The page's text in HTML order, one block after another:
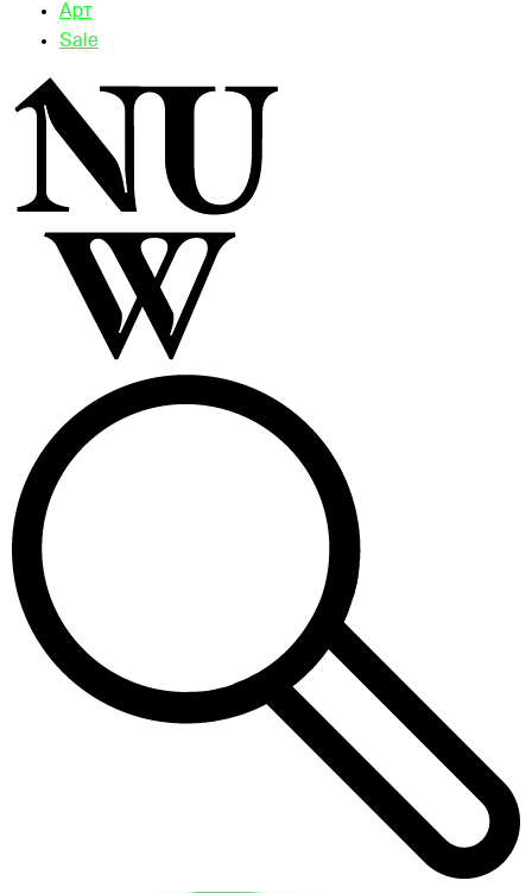
Арт
Sale